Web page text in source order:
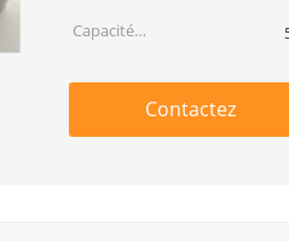
Capacité
Contactez